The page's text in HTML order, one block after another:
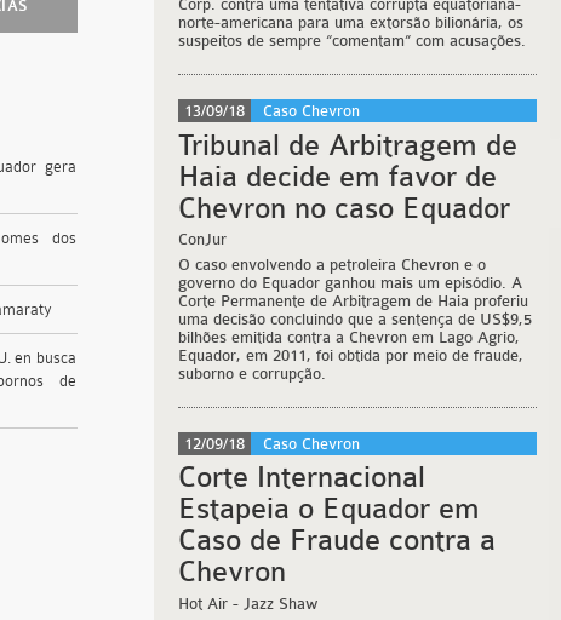
gera
dos
en busca
de
Corp. contra uma tentativa corrupta equatoriana-
norte-americana para uma extorsão bilionária, os
suspeitos de sempre “comentam” com acusações.
13/09/18 Caso Chevron
Tribunal de Arbitragem de
Haia decide em favor de
Chevron no caso Equador
ConJur
O caso envolvendo a petroleira Chevron e o
governo do Equador ganhou mais um episódio. A
Corte Permanente de Arbitragem de Haia proferiu
uma decisão concluindo que a sentença de US$9,5
bilhões emitida contra a Chevron em Lago Agrio,
Equador, em 2011, foi obtida por meio de fraude,
suborno e corrupção.
12/09/18 Caso Chevron
Corte Internacional
Estapeia o Equador em
Caso de Fraude contra a
Chevron
Hot Air- Jazz Shaw